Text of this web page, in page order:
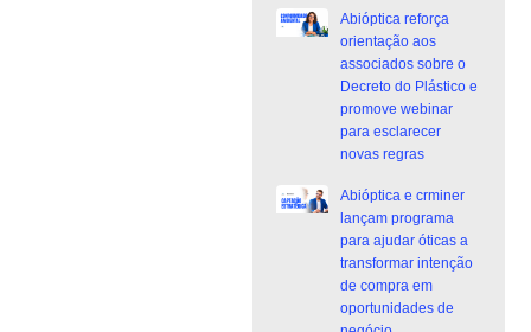
Abióptica reforça
orientação aos
associados sobre o
Decreto do Plástico e
promove webinar
para esclarecer
novas regras
Abióptica e crminer
lançam programa
para ajudar óticas a
transformar intenção
de compra em
oportunidades de